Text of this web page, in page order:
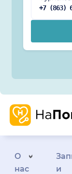
О
нас
и